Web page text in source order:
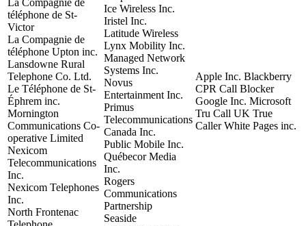
La Compagnie de
téléphone de St-
Victor
La Compagnie de
téléphone Upton inc.
Lansdowne Rural
Telephone Co. Ltd.
Le Téléphone de St-
Éphrem inc.
Mornington
Communications Co-
operative Limited
Nexicom
Telecommunications
Inc.
Nexicom Telephones
Inc.
North Frontenac
Ice Wireless Inc.
Iristel Inc.
Latitude Wireless
Lynx Mobility Inc.
Managed Network
Systems Inc.
Novus
Entertainment Inc.
Primus
Telecommunications
Canada Inc.
Public Mobile Inc.
Québecor Media
Inc.
Rogers
Communications
Partnership
Seaside
Apple Inc. Blackberry
CPR Call Blocker
Google Inc. Microsoft
Tru Call UK True
Caller White Pages inc.